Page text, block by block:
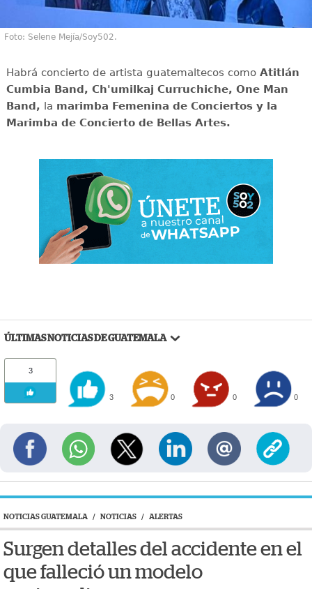
Foto: Selene Mejía/Soy502.
Habrá concierto de artista guatemaltecos como Atitlán
Cumbia Band, Ch'umilkaj Curruchiche, One Man
Band,
la marimba Femenina de Conciertos y la
Marimba de Concierto de Bellas Artes.
ÚLTIMAS NOTICIAS DE GUATEMALA
3
3 0 0 0
NOTICIAS GUATEMALA / NOTICIAS / ALERTAS
Surgen detalles del accidente en el
que falleció un modelo